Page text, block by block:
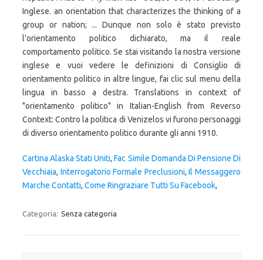
Cartina Alaska Stati Uniti,Fac Simile Domanda Di Pensione Di
Vecchiaia, Interrogatorio Formale Preclusioni,Il Messaggero
Marche Contatti, Come Ringraziare Tutti Su Facebook,
Categoria: Senza categoria